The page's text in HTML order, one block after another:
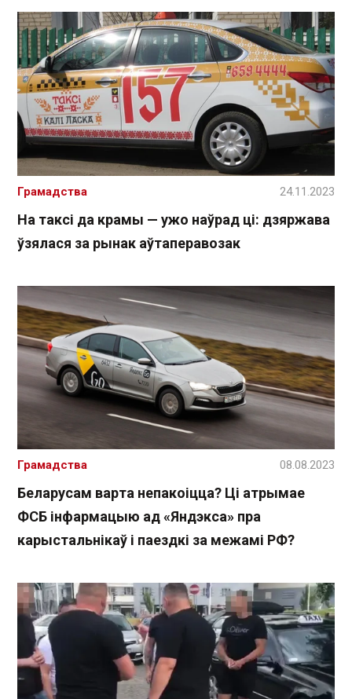
На таксі да крамы — ужо наўрад ці: дзяржава
ўзялася за рынак аўтаперавозак
Грамадства 24.11.2023
Беларусам варта непакоіцца? Ці атрымае
ФСБ інфармацыю ад «Яндэкса» пра
карыстальнікаў і паездкі за межамі РФ?
Грамадства 08.08.2023